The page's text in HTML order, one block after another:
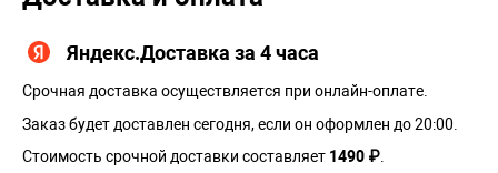
Яндекс.Доставка за 4 часа
Срочная доставка осуществляется при онлайн-оплате.
Заказ будет доставлен сегодня, если он оформлен до 20:00.
Стоимость срочной доставки составляет 1490 ₽.